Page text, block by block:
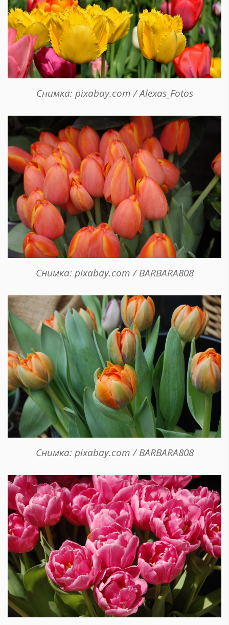
Снимка: pixabay.com / Alexas_Fotos
Снимка: pixabay.com / BARBARA808
Снимка: pixabay.com / BARBARA808